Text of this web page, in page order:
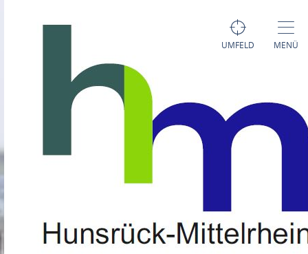
UMFELD MENÜ